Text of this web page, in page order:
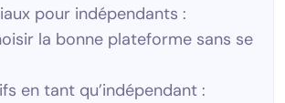
pour indépendants :
la bonne plateforme sans se
en tant qu’indépendant :